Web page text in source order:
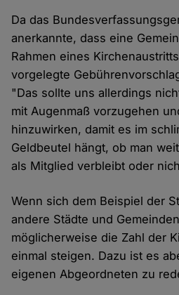
Da das
anerkannte, dass eine
Rahmen eines
vorgelegte
"Das sollte uns allerdings
mit Augenmaß vorzugehen
hinzuwirken, damit es im
Geldbeutel hängt, ob man
als Mitglied verbleibt oder
Wenn sich dem Beispiel der
andere Städte und
möglicherweise die Zahl der
einmal steigen. Dazu ist es
eigenen Abgeordneten zu